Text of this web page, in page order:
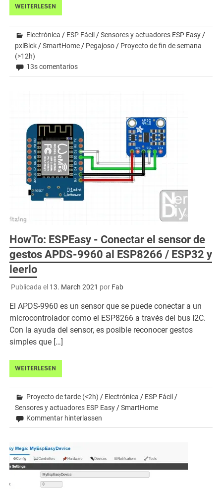
WEITERLESEN
Electrónica / ESP Fácil /Sensores y actuadores ESP Easy/
pxlBlck/SmartHome/ Pegajoso/ Proyecto de fin de semana
(>12h)
13s comentarios
HowTo: ESPEasy - Conectar el sensor de
gestos APDS-9960 al ESP8266 / ESP32 y
leerlo
Publicada el 13. March 2021 por Fab
El APDS-9960 es un sensor que se puede conectar a un
microcontrolador como el ESP8266 a través del bus I2C.
Con la ayuda del sensor, es posible reconocer gestos
simples que […]
WEITERLESEN
Proyecto de tarde (<2h) / Electrónica / ESP Fácil /
Sensores y actuadores ESP Easy /SmartHome
Kommentar hinterlassen